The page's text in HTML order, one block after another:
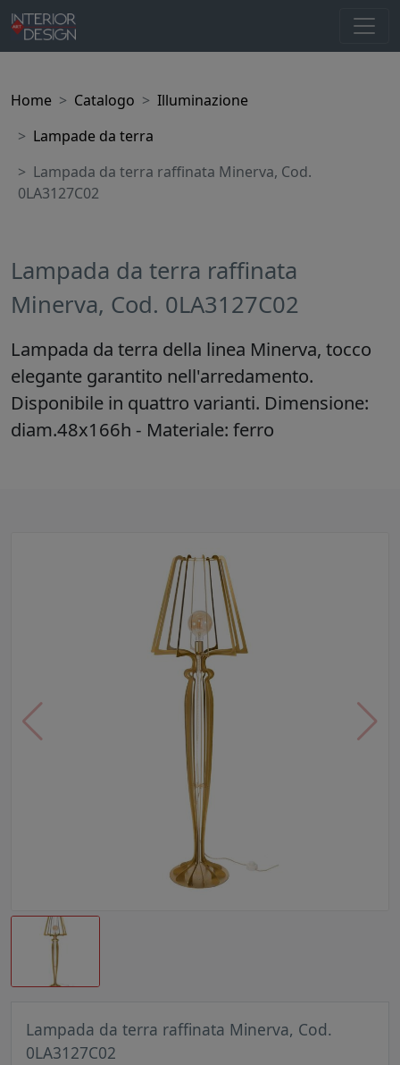
Home Catalogo
Illuminazione
Lampade da terra
Lampada da terra raffinata Minerva, Cod.
0LA3127C02
Lampada da terra raffinata
Minerva, Cod. 0LA3127C02
Lampada da terra della linea Minerva, tocco
elegante garantito nell'arredamento.
Disponibile in quattro varianti. Dimensione:
diam.48x166h - Materiale: ferro
Lampada da terra raffinata Minerva, Cod.
0LA3127C02